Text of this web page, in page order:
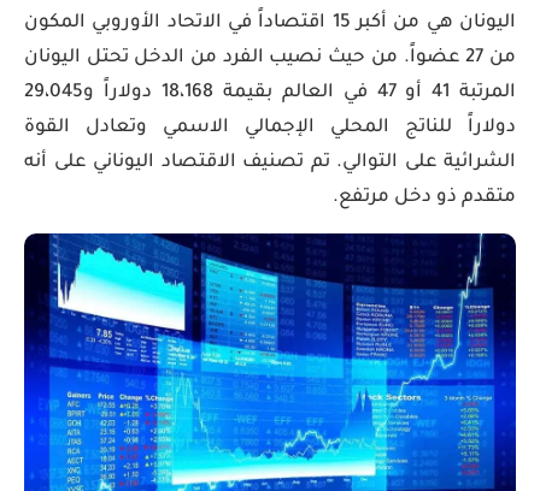
اليونان هي من أكبر 15 اقتصاداً في الاتحاد الأوروبي المكون
من 27 عضواً. من حيث نصيب الفرد من الدخل تحتل اليونان
المرتبة 41 أو 47 في العالم بقيمة 18،168 دولاراً و29،045
دولاراً للناتج المحلي الإجمالي الاسمي وتعادل القوة
الشرائية على التوالي. تم تصنيف الاقتصاد اليوناني على أنه
متقدم ذو دخل مرتفع.